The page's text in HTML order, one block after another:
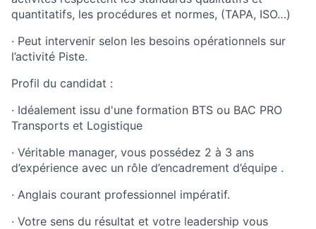
quantitatifs, les procédures et normes, (TAPA, ISO…)
· Peut intervenir selon les besoins opérationnels sur
l’activité Piste.
Profil du candidat :
· Idéalement issu d'une formation BTS ou BAC PRO
Transports et Logistique
· Véritable manager, vous possédez 2 à 3 ans
d’expérience avec un rôle d’encadrement d’équipe .
· Anglais courant professionnel impératif.
· Votre sens du résultat et votre leadership vous